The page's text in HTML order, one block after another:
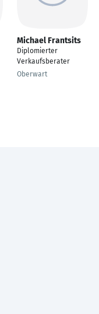
Michael Frantsits
Diplomierter
Verkaufsberater
Oberwart